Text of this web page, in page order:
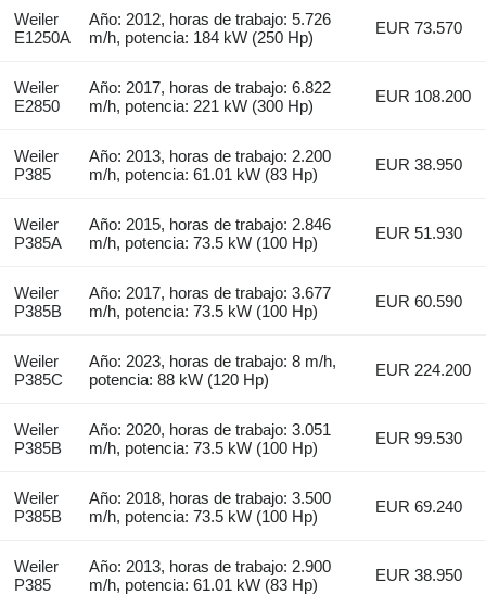
Weiler
E1250A
Año: 2012, horas de trabajo: 5.726
m/h, potencia: 184 kW (250 Hp)
EUR 73.570
Weiler
E2850
Año: 2017, horas de trabajo: 6.822
m/h, potencia: 221 kW (300 Hp)
EUR 108.200
Weiler
P385
Año: 2013, horas de trabajo: 2.200
m/h, potencia: 61.01 kW (83 Hp)
EUR 38.950
Weiler
P385A
Año: 2015, horas de trabajo: 2.846
m/h, potencia: 73.5 kW (100 Hp)
EUR 51.930
Weiler
P385B
Año: 2017, horas de trabajo: 3.677
m/h, potencia: 73.5 kW (100 Hp)
EUR 60.590
Weiler
P385C
Año: 2023, horas de trabajo: 8 m/h,
potencia: 88 kW (120 Hp)
EUR 224.200
Weiler
P385B
Año: 2020, horas de trabajo: 3.051
m/h, potencia: 73.5 kW (100 Hp)
EUR 99.530
Weiler
P385B
Año: 2018, horas de trabajo: 3.500
m/h, potencia: 73.5 kW (100 Hp)
EUR 69.240
Weiler
P385
Año: 2013, horas de trabajo: 2.900
m/h, potencia: 61.01 kW (83 Hp)
EUR 38.950